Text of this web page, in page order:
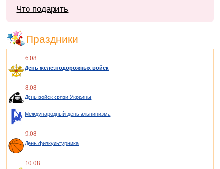
Что подарить
Праздники
6.08
День железнодорожных войск
8.08
День войск связи Украины
Международный день альпинизма
9.08
День физкультурника
10.08